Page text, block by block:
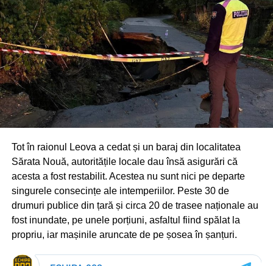
Tot în raionul Leova a cedat și un baraj din localitatea
Sărata Nouă, autoritățile locale dau însă asigurări că
acesta a fost restabilit. Acestea nu sunt nici pe departe
singurele consecințe ale intemperiilor. Peste 30 de
drumuri publice din țară și circa 20 de trasee naționale au
fost inundate, pe unele porțiuni, asfaltul fiind spălat la
propriu, iar mașinile aruncate de pe șosea în șanțuri.